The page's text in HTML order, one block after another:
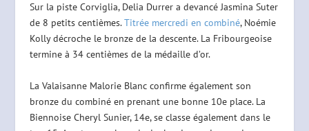
Sur la piste Corviglia, Delia Durrer a devancé Jasmina Suter
de 8 petits centièmes.Titrée mercredi en combiné, Noémie
Kolly décroche le bronze de la descente. La Fribourgeoise
termine à 34 centièmes de la médaille d’or.
La Valaisanne Malorie Blanc confirme également son
bronze du combiné en prenant une bonne 10e place. La
Biennoise Cheryl Sunier, 14e, se classe également dans le